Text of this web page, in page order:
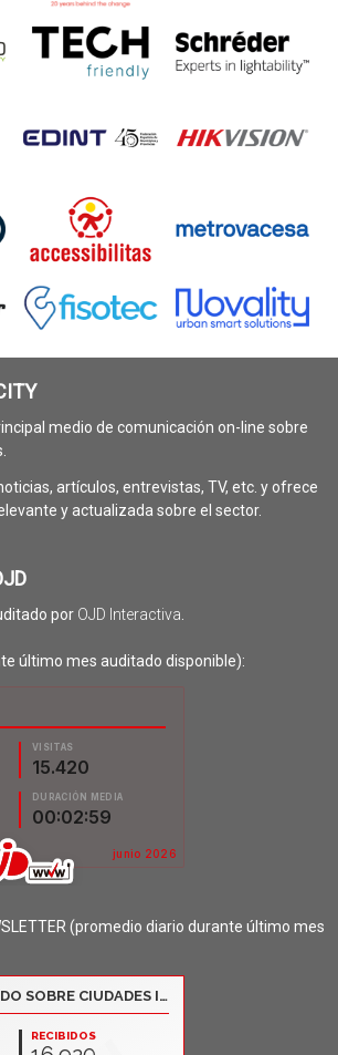
medio de comunicación on-line sobre
artículos, entrevistas, TV, etc. y ofrece
y actualizada sobre el sector.
por OJD Interactiva
último mes auditado disponible):
(promedio diario durante último mes